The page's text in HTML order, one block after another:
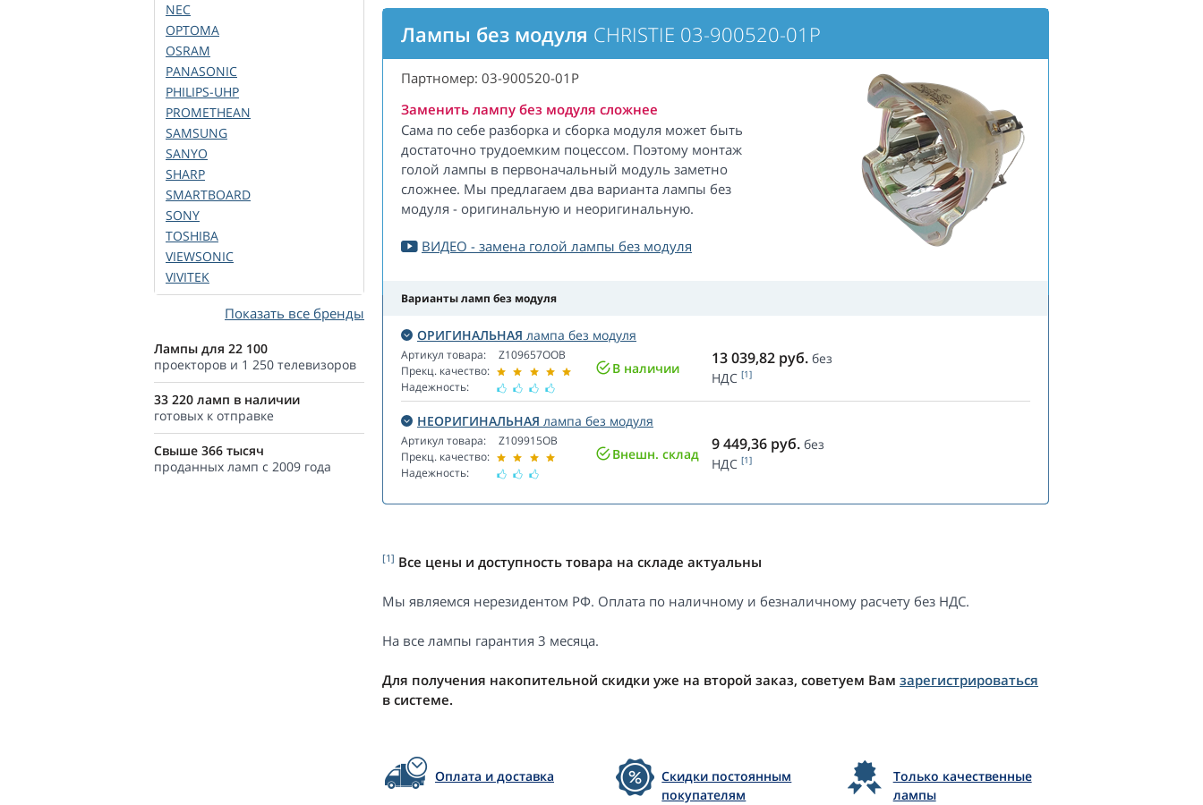
Лампы без модуля CHRISTIE 03-900520-01P
Партномер: 03-900520-01P
Заменить лампу без модуля сложнее
Сама по себе разборка и сборка модуля может быть
достаточно трудоемким поцессом. Поэтому монтаж
голой лампы в первоначальный модуль заметно
сложнее. Мы предлагаем два варианта лампы без
модуля - оригинальную и неоригинальную.
ВИДЕО - замена голой лампы без модуля
Варианты ламп без модуля
ОРИГИНАЛЬНАЯ лампа без модуля
Артикул товара:
Прекц. качество:
Надежность:
Z109657OOB
В наличии
13 039,82 руб. без
НДС [1]
НЕОРИГИНАЛЬНАЯ лампа без модуля
Артикул товара:
Прекц. качество:
Надежность:
Z109915OB
Внешн. склад
9 449,36 руб. без
НДС [1]
[1] Все цены и доступность товара на складе актуальны
Мы являемся нерезидентом РФ. Оплата по наличному и безналичному расчету без НДС.
На все лампы гарантия 3 месяца.
Для получения накопительной скидки уже на второй заказ, советуем Вам зарегистрироваться
в системе.
Оплата и доставка
Скидки постоянным
покупателям
Только качественные
лампы
NEC
OPTOMA
OSRAM
PANASONIC
PHILIPS-UHP
PROMETHEAN
SAMSUNG
SANYO
SHARP
SMARTBOARD
SONY
TOSHIBA
VIEWSONIC
VIVITEK
Показать все бренды
Лампы для 22 100
проекторов и 1 250 телевизоров
33 220 ламп в наличии
готовых к отправке
Свыше 366 тысяч
проданных ламп с 2009 года